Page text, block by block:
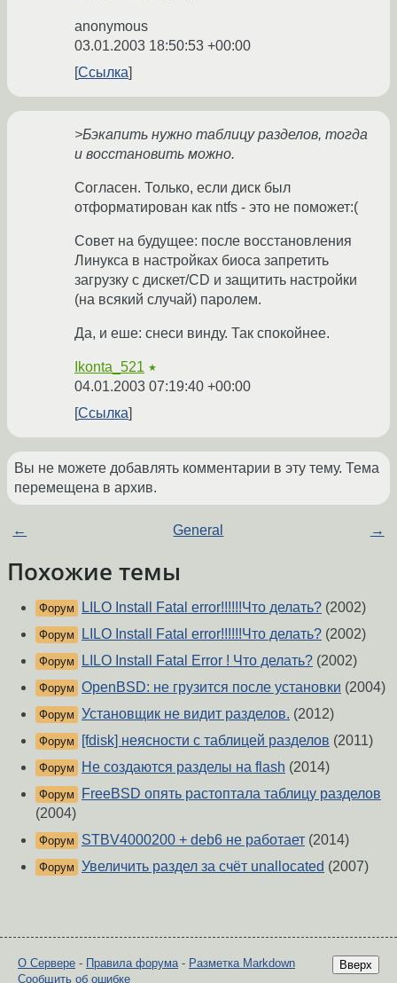
anonymous
03.01.2003 18:50:53 +00:00
Ссылка
>Бэкапить нужно таблицу разделов, тогда
и восстановить можно.
Согласен. Только, если диск был
отформатирован как ntfs - это не поможет:(
Совет на будущее: после восстановления
Линукса в настройках биоса запретить
загрузку с дискет/CD и защитить настройки
(на всякий случай) паролем.
Да, и еше: снеси винду. Так спокойнее.
Ikonta_521 ★
04.01.2003 07:19:40 +00:00
Ссылка
Вы не можете добавлять комментарии в эту тему. Тема
перемещена в архив.
← General →
Похожие темы
Форум LILO Install Fatal error!!!!!!Что делать? (2002)
Форум LILO Install Fatal error!!!!!!Что делать? (2002)
Форум LILO Install Fatal Error ! Что делать? (2002)
Форум OpenBSD: не грузится после установки (2004)
Форум Установщик не видит разделов. (2012)
Форум [fdisk] неясности с таблицей разделов (2011)
Форум Не создаются разделы на flash (2014)
Форум
FreeBSD опять растоптала таблицу разделов
(2004)
Форум STBV4000200 + deb6 не работает (2014)
Форум Увеличить раздел за счёт unallocated (2007)
Вверх
О Сервере - Правила форума - Разметка Markdown
Сообщить об ошибке